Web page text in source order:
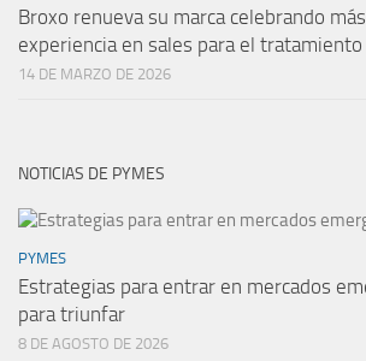
Broxo renueva su marca celebrando
experiencia en sales para el tratamiento
14 DE MARZO DE 2026
NOTICIAS DE PYMES
PYMES
Estrategias para entrar en mercados
para triunfar
8 DE AGOSTO DE 2026